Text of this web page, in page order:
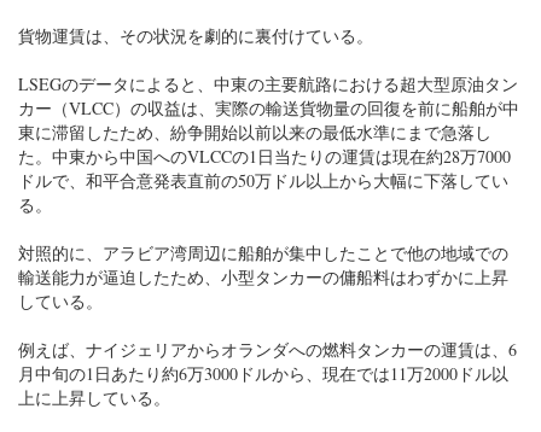
貨物運賃は、その状況を劇的に裏付けている。
LSEGのデータによると、中東の主要航路における超大型原油タン
カー（VLCC）の収益は、実際の輸送貨物量の回復を前に船舶が中
東に滞留したため、紛争開始以前以来の最低水準にまで急落し
た。中東から中国へのVLCCの1日当たりの運賃は現在約28万7000
ドルで、和平合意発表直前の50万ドル以上から大幅に下落してい
る。
対照的に、アラビア湾周辺に船舶が集中したことで他の地域での
輸送能力が逼迫したため、小型タンカーの傭船料はわずかに上昇
している。
例えば、ナイジェリアからオランダへの燃料タンカーの運賃は、6
月中旬の1日あたり約6万3000ドルから、現在では11万2000ドル以
上に上昇している。